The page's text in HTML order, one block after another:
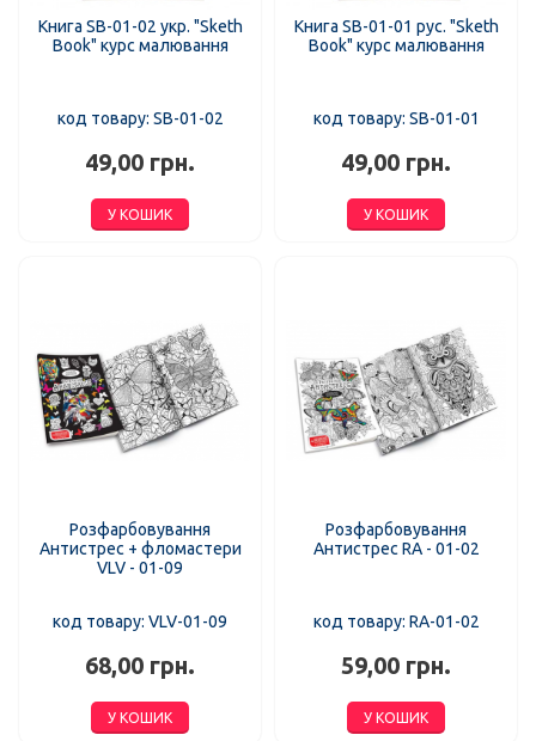
Книга SB-01-02 укр. "Sketh
Book" курс малювання
код товару: SB-01-02
49,00 грн.
У КОШИК
Книга SB-01-01 рус. "Sketh
Book" курс малювання
код товару: SB-01-01
49,00 грн.
У КОШИК
Розфарбовування
Антистрес + фломастери
VLV - 01-09
код товару: VLV-01-09
68,00 грн.
У КОШИК
Розфарбовування
Антистрес RA - 01-02
код товару: RA-01-02
59,00 грн.
У КОШИК